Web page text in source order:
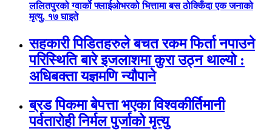
ललितपुरको ग्वार्को फ्लाईओभरको भित्तामा बस ठोक्किँदा एक जनाको
मृत्यु, १७ घाइते
सहकारी पिडितहरुले बचत रकम फिर्ता नपाउने
परिस्थिति बारे इजलाशमा कुरा उठ्न थाल्यो :
अधिबक्ता यज्ञमणि न्यौपाने
ब्रड पिकमा बेपत्ता भएका विश्वकीर्तिमानी
पर्वतारोही निर्मल पुर्जाको मृत्यु